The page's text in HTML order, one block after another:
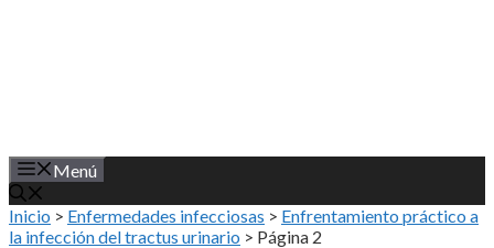
Menú
Inicio > Enfermedades infecciosas > Enfrentamiento práctico a
la infección del tractus urinario > Página 2